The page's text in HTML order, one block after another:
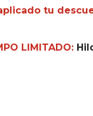
tu
LIMITADO: